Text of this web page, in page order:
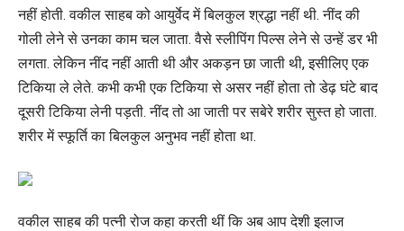
नहीं होती. वकील साहब को आयुर्वेद में बिलकुल श्रद्धा नहीं थी. नींद की
गोली लेने से उनका काम चल जाता. वैसे स्लीपिंग पिल्स लेने से उन्हें डर भी
लगता. लेकिन नींद नहीं आती थी और अकड़न छा जाती थी, इसीलिए एक
टिकिया ले लेते. कभी कभी एक टिकिया से असर नहीं होता तो डेढ़ घंटे बाद
दूसरी टिकिया लेनी पड़ती. नींद तो आ जाती पर सबेरे शरीर सुस्त हो जाता.
शरीर में स्फूर्ति का बिलकुल अनुभव नहीं होता था.
वकील साहब की पत्नी रोज कहा करती थीं कि अब आप देशी इलाज